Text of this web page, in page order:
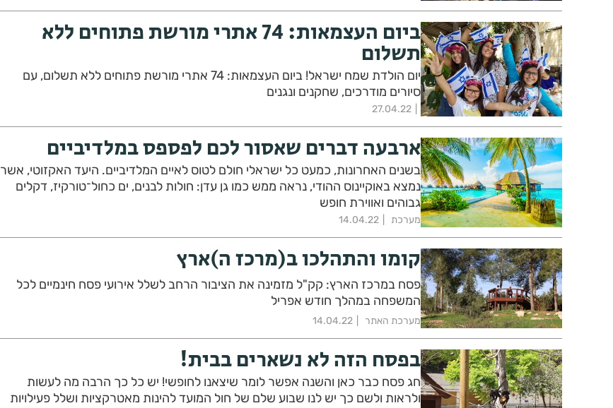
ביום העצמאות: 74 אתרי מורשת פתוחים ללא
תשלום
יום הולדת שמח ישראל! ביום העצמאות: 74 אתרי מורשת פתוחים ללא תשלום, עם
סיורים מודרכים, שחקנים ונגנים
27.04.22
ארבעה דברים שאסור לכם לפספס במלדיביים
בשנים האחרונות, כמעט כל ישראלי חולם לטוס לאיים המלדיביים. היעד האקזוטי, אשר
נמצא באוקיינוס ההודי, נראה ממש כמו גן עדן: חולות לבנים, ים כחול־טורקיז, דקלים
גבוהים ואווירת חופש
מערכת 14.04.22
קומו והתהלכו ב(מרכז ה)ארץ
פסח במרכז הארץ: קק"ל מזמינה את הציבור הרחב לשלל אירועי פסח חינמיים לכל
המשפחה במהלך חודש אפריל
מערכת האתר 14.04.22
בפסח הזה לא נשארים בבית!
חג פסח כבר כאן והשנה אפשר לומר שיצאנו לחופשי! יש כל כך הרבה מה לעשות
ולראות ולשם כך יש לנו שבוע שלם של חול המועד להינות מאטרקציות ושלל פעילויות